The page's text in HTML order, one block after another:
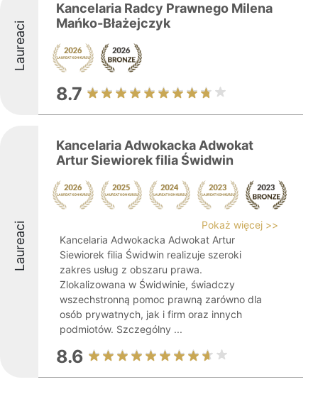
Laureaci
Kancelaria Radcy Prawnego Milena
Mańko-Błażejczyk
8.7
Laureaci
Kancelaria Adwokacka Adwokat
Artur Siewiorek filia Świdwin
Pokaż więcej >>
Kancelaria Adwokacka Adwokat Artur
Siewiorek filia Świdwin realizuje szeroki
zakres usług z obszaru prawa.
Zlokalizowana w Świdwinie, świadczy
wszechstronną pomoc prawną zarówno dla
osób prywatnych, jak i firm oraz innych
podmiotów. Szczególny ...
8.6